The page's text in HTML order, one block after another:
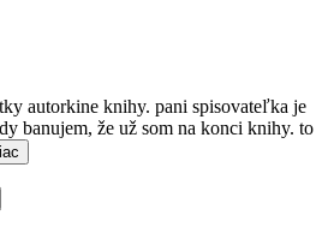
autorkine knihy. pani spisovateľka je
banujem, že už som na konci knihy. to